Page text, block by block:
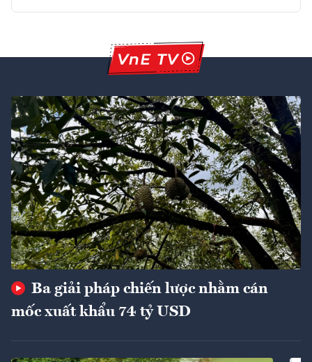
Ba giải pháp chiến lược nhằm cán
mốc xuất khẩu 74 tỷ USD